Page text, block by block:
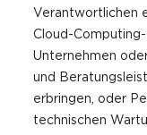
Verantwortlichen
Cloud-
Unternehmen
und
erbringen, oder
technischen